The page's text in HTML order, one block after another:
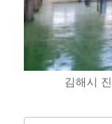
김해시